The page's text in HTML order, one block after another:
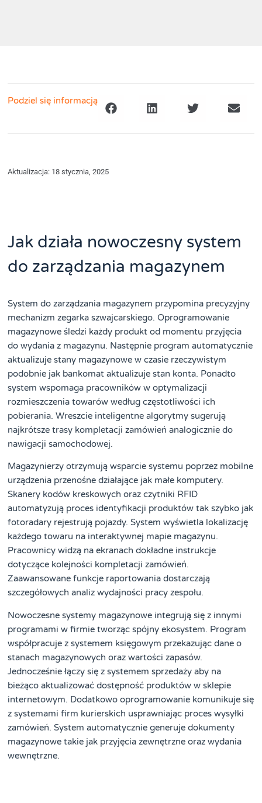
Podziel się informacją
Aktualizacja: 18 stycznia, 2025
Jak działa nowoczesny system
do zarządzania magazynem
System do zarządzania magazynem przypomina precyzyjny
mechanizm zegarka szwajcarskiego. Oprogramowanie
magazynowe śledzi każdy produkt od momentu przyjęcia
do wydania z magazynu. Następnie program automatycznie
aktualizuje stany magazynowe w czasie rzeczywistym
podobnie jak bankomat aktualizuje stan konta. Ponadto
system wspomaga pracowników w optymalizacji
rozmieszczenia towarów według częstotliwości ich
pobierania. Wreszcie inteligentne algorytmy sugerują
najkrótsze trasy kompletacji zamówień analogicznie do
nawigacji samochodowej.
Magazynierzy otrzymują wsparcie systemu poprzez mobilne
urządzenia przenośne działające jak małe komputery.
Skanery kodów kreskowych oraz czytniki RFID
automatyzują proces identyfikacji produktów tak szybko jak
fotoradary rejestrują pojazdy. System wyświetla lokalizację
każdego towaru na interaktywnej mapie magazynu.
Pracownicy widzą na ekranach dokładne instrukcje
dotyczące kolejności kompletacji zamówień.
Zaawansowane funkcje raportowania dostarczają
szczegółowych analiz wydajności pracy zespołu.
Nowoczesne systemy magazynowe integrują się z innymi
programami w firmie tworząc spójny ekosystem. Program
współpracuje z systemem księgowym przekazując dane o
stanach magazynowych oraz wartości zapasów.
Jednocześnie łączy się z systemem sprzedaży aby na
bieżąco aktualizować dostępność produktów w sklepie
internetowym. Dodatkowo oprogramowanie komunikuje się
z systemami firm kurierskich usprawniając proces wysyłki
zamówień. System automatycznie generuje dokumenty
magazynowe takie jak przyjęcia zewnętrzne oraz wydania
wewnętrzne.